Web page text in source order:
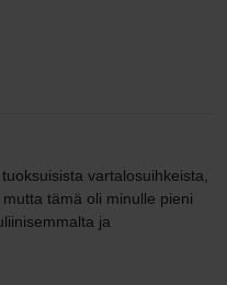
vartalosuihkeista,
tämä oli minulle pieni
ja